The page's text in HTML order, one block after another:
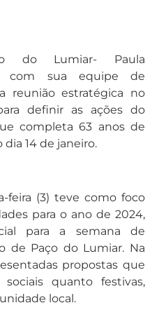
do Lumiar- Paula
com sua equipe de
reunião estratégica no
definir as ações do
completa 63 anos de
14 de janeiro.
feira (3) teve como foco
para o ano de 2024,
para a semana de
de Paço do Lumiar. Na
propostas que
quanto festivas,
local.